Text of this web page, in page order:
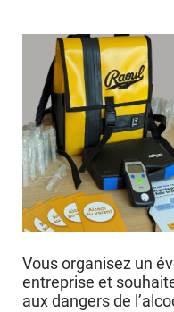
Vous organisez un
entreprise et
aux dangers de